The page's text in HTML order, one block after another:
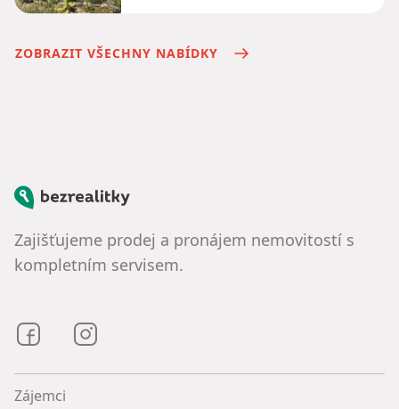
ZOBRAZIT VŠECHNY NABÍDKY
Bezrealitky
Zajišťujeme prodej a pronájem nemovitostí s
kompletním servisem.
Bezrealitky na Facebooku
Zájemci